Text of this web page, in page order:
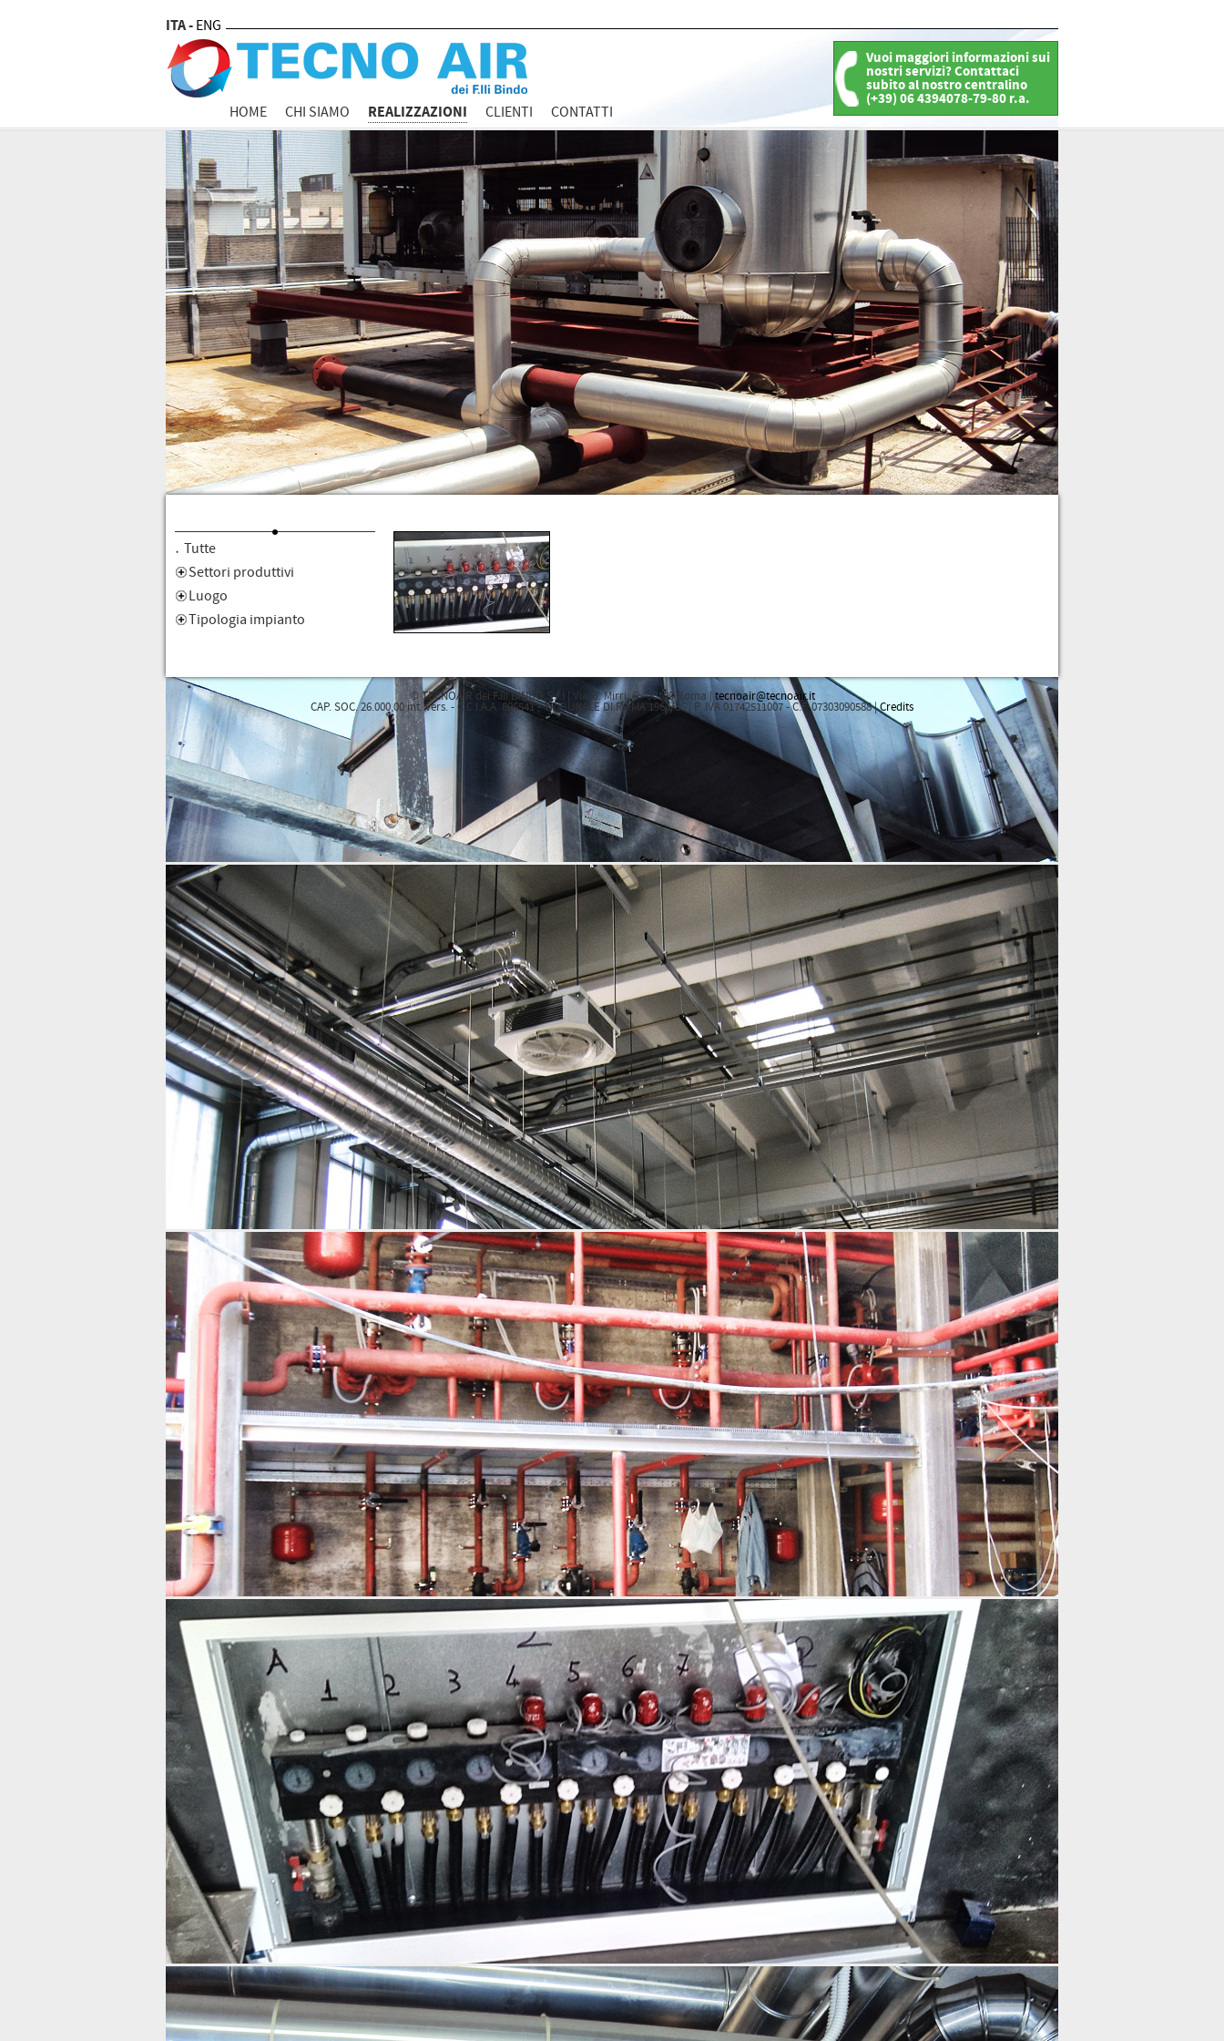
ITA - ENG
HOME CHI SIAMO REALIZZAZIONI CLIENTI CONTATTI
Vuoi maggiori informazioni sui
nostri servizi? Contattaci
subito al nostro centralino
(+39) 06 4394078-79-80 r.a.
Tutte
Settori produttivi
Luogo
Tipologia impianto
© TECNOAIR dei F.lli BINDO S.r.l | Via G. Mirri, 6 - 00159 Roma | tecnoair@tecnoair.it
CAP. SOC. 26.000,00 int. vers. - C.C.I.A.A. 606541 - TRIBUNALE DI ROMA 1960/86 | P. IVA 01742511007 - C.F. 07303090588 |Credits